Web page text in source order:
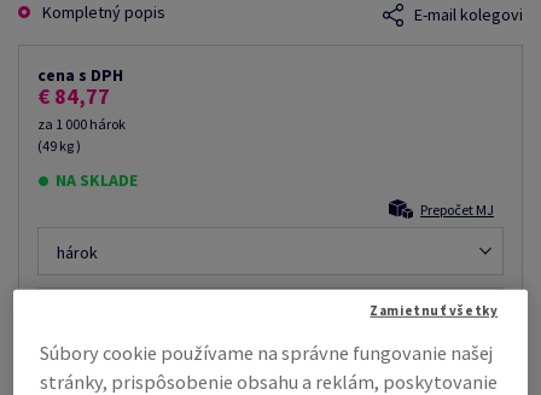
Kompletný popis
E-mail kolegovi
cena s DPH
€ 84,77
za 1 000 hárok
(49 kg )
NA SKLADE
Prepočet MJ
hárok
+
Súbory cookie používame na správne fungovanie našej
stránky, prispôsobenie obsahu a reklám, poskytovanie
Zamietnuť všetky